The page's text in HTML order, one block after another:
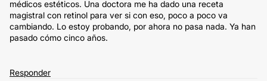
médicos estéticos. Una doctora me ha dado una receta
magistral con retinol para ver si con eso, poco a poco va
cambiando. Lo estoy probando, por ahora no pasa nada. Ya han
pasado cómo cinco años.
Responder